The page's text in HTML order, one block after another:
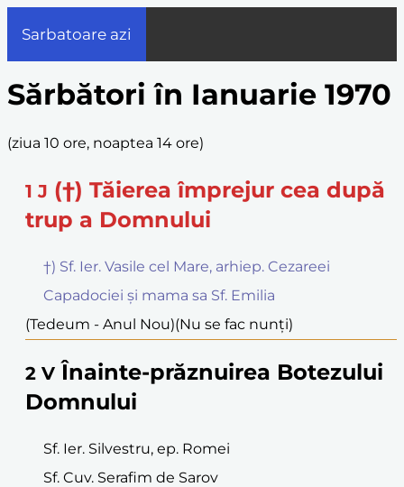
Sarbatoare azi
Sărbători în Ianuarie 1970
(ziua 10 ore, noaptea 14 ore)
1 J (†) Tăierea împrejur cea după
trup a Domnului
†) Sf. Ier. Vasile cel Mare, arhiep. Cezareei
Capadociei și mama sa Sf. Emilia
(Tedeum - Anul Nou)(Nu se fac nunți)
2 V Înainte-prăznuirea Botezului
Domnului
Sf. Ier. Silvestru, ep. Romei
Sf. Cuv. Serafim de Sarov